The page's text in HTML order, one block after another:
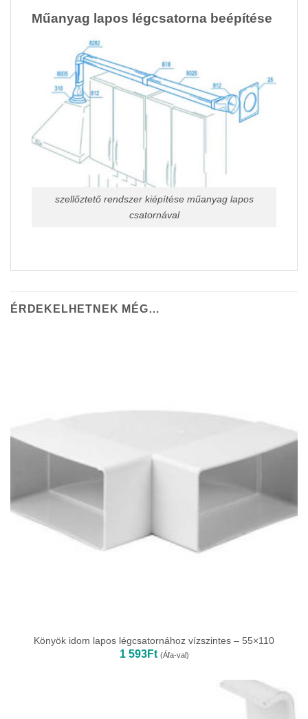
Műanyag lapos légcsatorna beépítése
szellőztető rendszer kiépítése műanyag lapos
csatornával
ÉRDEKELHETNEK MÉG…
Könyök idom lapos légcsatornához vízszintes – 55×110
1 593Ft (Áfa-val)